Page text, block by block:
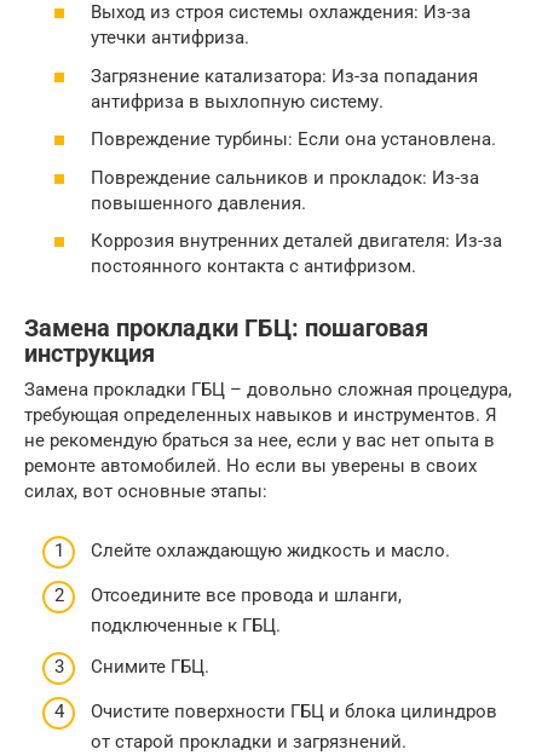
Выход из строя системы охлаждения: Из-за
утечки антифриза.
Загрязнение катализатора: Из-за попадания
антифриза в выхлопную систему.
Повреждение турбины: Если она установлена.
Повреждение сальников и прокладок: Из-за
повышенного давления.
Коррозия внутренних деталей двигателя: Из-за
постоянного контакта с антифризом.
Замена прокладки ГБЦ: пошаговая
инструкция
Замена прокладки ГБЦ – довольно сложная процедура,
требующая определенных навыков и инструментов. Я
не рекомендую браться за нее, если у вас нет опыта в
ремонте автомобилей. Но если вы уверены в своих
силах, вот основные этапы:
Слейте охлаждающую жидкость и масло.
Отсоедините все провода и шланги,
подключенные к ГБЦ.
Снимите ГБЦ.
Очистите поверхности ГБЦ и блока цилиндров
от старой прокладки и загрязнений.